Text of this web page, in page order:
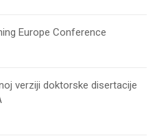
Europe Conference
verziji doktorske disertacije